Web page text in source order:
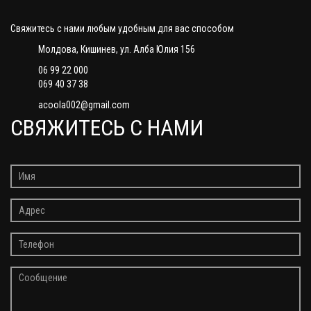
Свяжитесь с нами любым удобным для вас способом
Молдова, Кишинев, ул. Алба Юлия 156
06 99 22 000
069 40 37 38
acoola002@gmail.com
СВЯЖИТЕСЬ С НАМИ